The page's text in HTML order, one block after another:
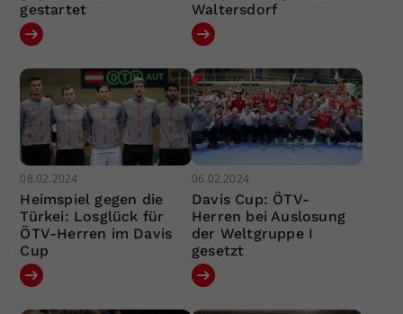
gestartet
Waltersdorf
08.02.2024
Heimspiel gegen die
Türkei: Losglück für
ÖTV-Herren im Davis
Cup
06.02.2024
Davis Cup: ÖTV-
Herren bei Auslosung
der Weltgruppe I
gesetzt